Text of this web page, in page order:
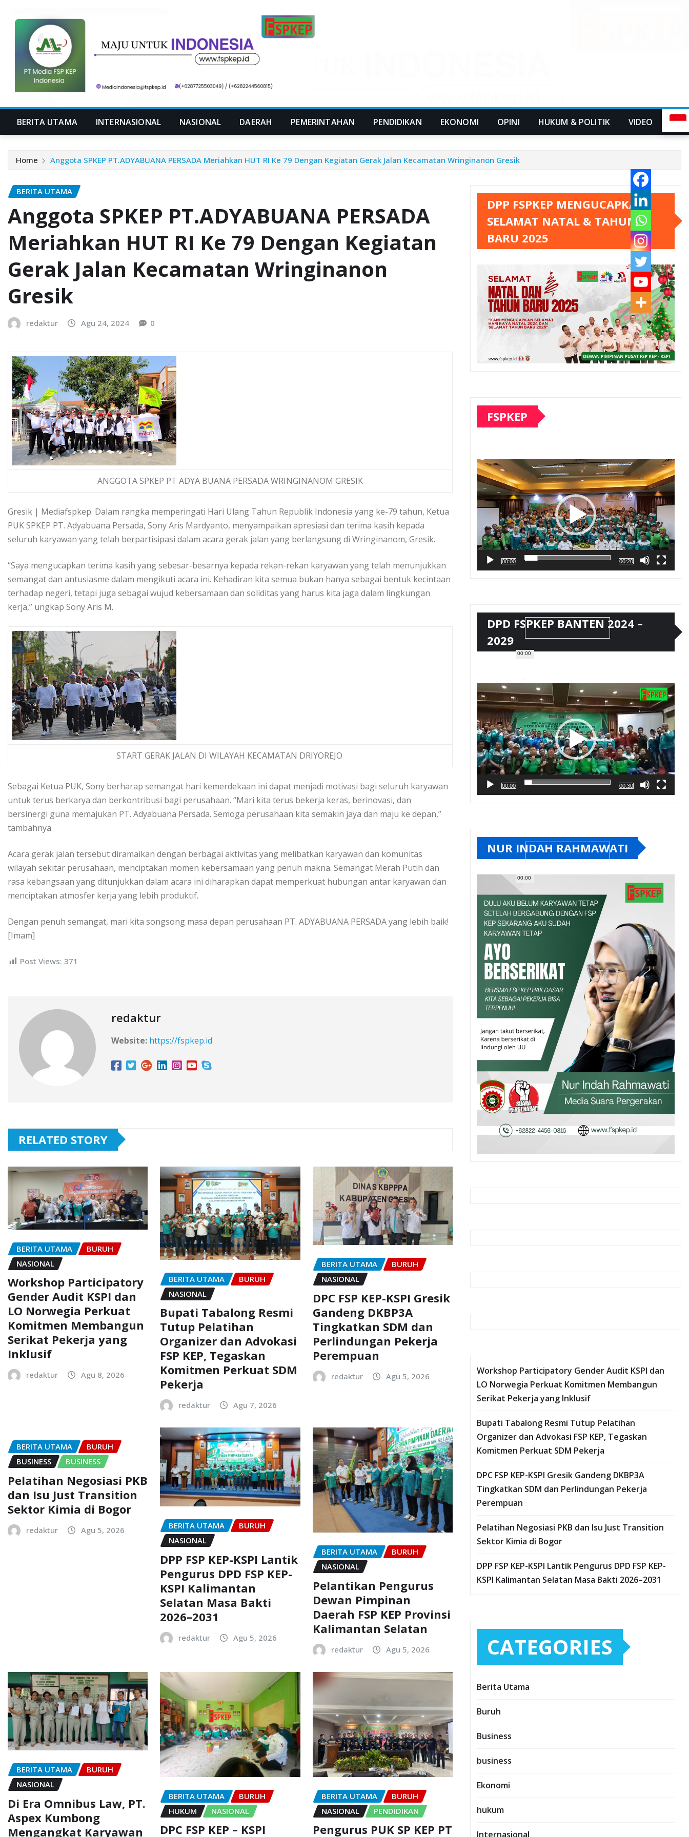
BERITA UTAMA INTERNASIONAL NASIONAL DAERAH PEMERINTAHAN PENDIDIKAN EKONOMI OPINI HUKUM & POLITIK VIDEO
Home Anggota SPKEP PT.ADYABUANA PERSADA Meriahkan HUT RI Ke 79 Dengan Kegiatan Gerak Jalan Kecamatan Wringinanon Gresik
BERITA UTAMA
Anggota SPKEP PT.ADYABUANA PERSADA
Meriahkan HUT RI Ke 79 Dengan Kegiatan
Gerak Jalan Kecamatan Wringinanon
Gresik
redaktur Agu 24, 2024 0
ANGGOTA SPKEP PT ADYA BUANA PERSADA WRINGINANOM GRESIK
Gresik | Mediafspkep. Dalam rangka memperingati Hari Ulang Tahun Republik Indonesia yang ke-79 tahun, Ketua
PUK SPKEP PT. Adyabuana Persada, Sony Aris Mardyanto, menyampaikan apresiasi dan terima kasih kepada
seluruh karyawan yang telah berpartisipasi dalam acara gerak jalan yang berlangsung di Wringinanom, Gresik.
“Saya mengucapkan terima kasih yang sebesar-besarnya kepada rekan-rekan karyawan yang telah menunjukkan
semangat dan antusiasme dalam mengikuti acara ini. Kehadiran kita semua bukan hanya sebagai bentuk kecintaan
terhadap negeri, tetapi juga sebagai wujud kebersamaan dan soliditas yang harus kita jaga dalam lingkungan
kerja,” ungkap Sony Aris M.
START GERAK JALAN DI WILAYAH KECAMATAN DRIYOREJO
Sebagai Ketua PUK, Sony berharap semangat hari kemerdekaan ini dapat menjadi motivasi bagi seluruh karyawan
untuk terus berkarya dan berkontribusi bagi perusahaan. “Mari kita terus bekerja keras, berinovasi, dan
bersinergi guna memajukan PT. Adyabuana Persada. Semoga perusahaan kita semakin jaya dan maju ke depan,”
tambahnya.
Acara gerak jalan tersebut diramaikan dengan berbagai aktivitas yang melibatkan karyawan dan komunitas
wilayah sekitar perusahaan, menciptakan momen kebersamaan yang penuh makna. Semangat Merah Putih dan
rasa kebangsaan yang ditunjukkan dalam acara ini diharapkan dapat memperkuat hubungan antar karyawan dan
menciptakan atmosfer kerja yang lebih produktif.
Dengan penuh semangat, mari kita songsong masa depan perusahaan PT. ADYABUANA PERSADA yang lebih baik!
[Imam]
Post Views: 371
redaktur
Website: https://fspkep.id
RELATED STORY
BERITA UTAMA
BURUH
NASIONAL
Workshop Participatory
Gender Audit KSPI dan
LO Norwegia Perkuat
Komitmen Membangun
Serikat Pekerja yang
Inklusif
redaktur Agu 8, 2026
BERITA UTAMA
BURUH
NASIONAL
Bupati Tabalong Resmi
Tutup Pelatihan
Organizer dan Advokasi
FSP KEP, Tegaskan
Komitmen Perkuat SDM
Pekerja
redaktur Agu 7, 2026
BERITA UTAMA
BURUH
NASIONAL
DPC FSP KEP-KSPI Gresik
Gandeng DKBP3A
Tingkatkan SDM dan
Perlindungan Pekerja
Perempuan
redaktur Agu 5, 2026
BERITA UTAMA
BURUH
BUSINESS
BUSINESS
Pelatihan Negosiasi PKB
dan Isu Just Transition
Sektor Kimia di Bogor
redaktur Agu 5, 2026 BERITA UTAMA
BURUH
NASIONAL
DPP FSP KEP-KSPI Lantik
Pengurus DPD FSP KEP-
KSPI Kalimantan
Selatan Masa Bakti
2026–2031
redaktur Agu 5, 2026
BERITA UTAMA
BURUH
NASIONAL
Pelantikan Pengurus
Dewan Pimpinan
Daerah FSP KEP Provinsi
Kalimantan Selatan
redaktur Agu 5, 2026
BERITA UTAMA
BURUH
NASIONAL
Di Era Omnibus Law, PT.
Aspex Kumbong
Mengangkat Karyawan
BERITA UTAMA
BURUH
HUKUM
NASIONAL
DPC FSP KEP – KSPI
BERITA UTAMA
BURUH
NASIONAL
PENDIDIKAN
Pengurus PUK SP KEP PT
DPP FSPKEP MENGUCAPKAN
SELAMAT NATAL & TAHUN
BARU 2025
FSPKEP
Video
00:00
00:00
00:20
DPD FSPKEP BANTEN 2024 –
2029
00:00
00:00
00:30
NUR INDAH RAHMAWATI
Workshop Participatory Gender Audit KSPI dan
LO Norwegia Perkuat Komitmen Membangun
Serikat Pekerja yang Inklusif
Bupati Tabalong Resmi Tutup Pelatihan
Organizer dan Advokasi FSP KEP, Tegaskan
Komitmen Perkuat SDM Pekerja
DPC FSP KEP-KSPI Gresik Gandeng DKBP3A
Tingkatkan SDM dan Perlindungan Pekerja
Perempuan
Pelatihan Negosiasi PKB dan Isu Just Transition
Sektor Kimia di Bogor
DPP FSP KEP-KSPI Lantik Pengurus DPD FSP KEP-
KSPI Kalimantan Selatan Masa Bakti 2026–2031
CATEGORIES
Berita Utama
Buruh
Business
business
Ekonomi
hukum
Internasional